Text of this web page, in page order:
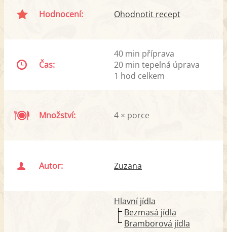
Hodnocení: Ohodnotit recept
Čas:
40 min příprava
20 min tepelná úprava
1 hod celkem
Množství: 4 × porce
Autor: Zuzana
Hlavní jídla
Bezmasá jídla
Bramborová jídla